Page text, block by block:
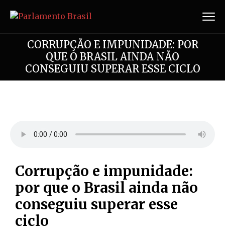
CORRUPÇÃO E IMPUNIDADE: POR
QUE O BRASIL AINDA NÃO
CONSEGUIU SUPERAR ESSE CICLO
Corrupção e impunidade:
por que o Brasil ainda não
conseguiu superar esse
ciclo